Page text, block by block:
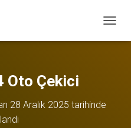
E
Oto Çekici
28 Aralık 2025 tarihinde